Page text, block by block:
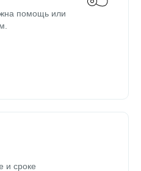
помощь или
и сроке